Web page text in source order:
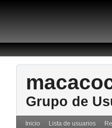
Grupo de
Inicio Lista de usuarios